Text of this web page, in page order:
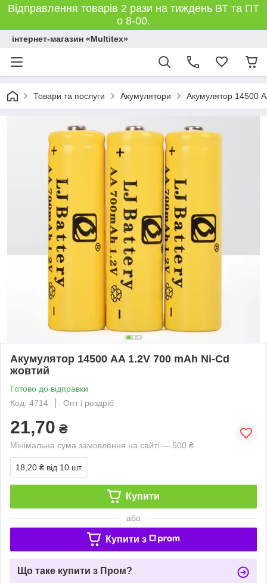
Відправлення товарів 2 рази на тиждень ВТ та ПТ
о 8-00.
інтернет-магазин «Multitex»
Товари та послуги Акумулятори Акумулятор 14500
Акумулятор 14500 AA 1.2V 700 mAh Ni-Cd
жовтий
Готово до відправки
Код: 4714
Опт і роздріб
21,70 ₴
Мінімальна сума замовлення на сайті — 500 ₴
18,20 ₴ від 10 шт.
Купити
або
Купити з
Що таке купити з Пром?